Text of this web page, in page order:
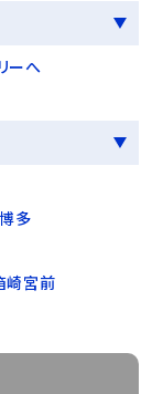
ーへ
博多
崎宮前